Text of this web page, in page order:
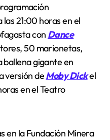
21:00 horas en el
con Dance
50 marionetas,
ballena gigante en
versión deMoby Dickel
en el Teatro
en la Fundación Minera